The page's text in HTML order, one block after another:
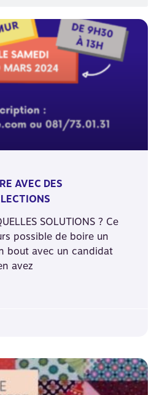
AVEC DES
SOLUTIONS ? Ce
possible de boire un
bout avec un candidat
avez